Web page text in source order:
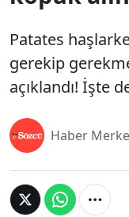
Patates
gerekip
açıklandı! İşte
Haber